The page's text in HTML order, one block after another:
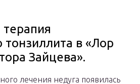
тонзиллита в «Лор
Зайцева».
лечения недуга появилась